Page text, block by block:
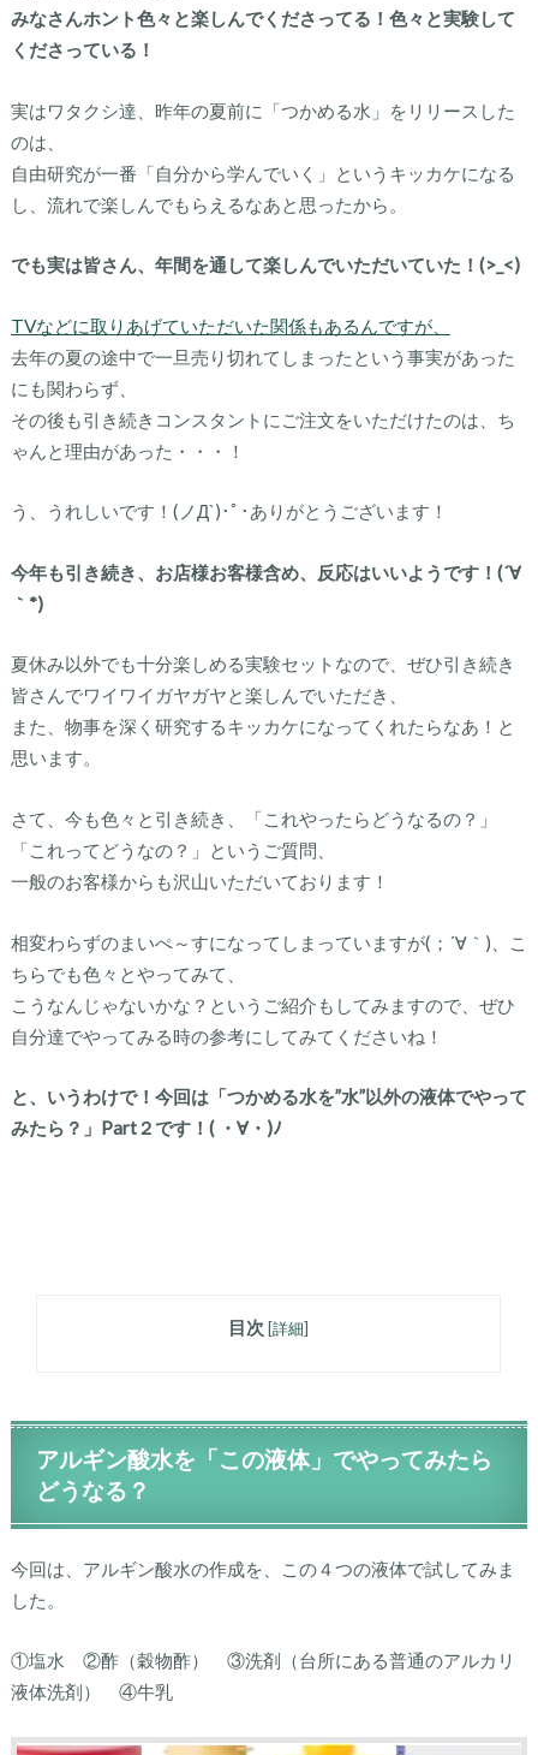
みなさんホント色々と楽しんでくださってる！色々と実験して
くださっている！
実はワタクシ達、昨年の夏前に「つかめる水」をリリースした
のは、
自由研究が一番「自分から学んでいく」というキッカケになる
し、流れで楽しんでもらえるなあと思ったから。
でも実は皆さん、年間を通して楽しんでいただいていた！(>_<)
TVなどに取りあげていただいた関係もあるんですが、
去年の夏の途中で一旦売り切れてしまったという事実があった
にも関わらず、
その後も引き続きコンスタントにご注文をいただけたのは、ち
ゃんと理由があった・・・！
う、うれしいです！(ノД`)･ﾟ･ありがとうございます！
今年も引き続き、お店様お客様含め、反応はいいようです！(´∀
｀*)
夏休み以外でも十分楽しめる実験セットなので、ぜひ引き続き
皆さんでワイワイガヤガヤと楽しんでいただき、
また、物事を深く研究するキッカケになってくれたらなあ！と
思います。
さて、今も色々と引き続き、「これやったらどうなるの？」
「これってどうなの？」というご質問、
一般のお客様からも沢山いただいております！
相変わらずのまいぺ～すになってしまっていますが(；´∀｀)、こ
ちらでも色々とやってみて、
こうなんじゃないかな？というご紹介もしてみますので、ぜひ
自分達でやってみる時の参考にしてみてくださいね！
と、いうわけで！今回は「つかめる水を”水”以外の液体でやって
みたら？」Part２です！( ・∀・)ﾉ
目次 [詳細]
アルギン酸水を「この液体」でやってみたら
どうなる？
今回は、アルギン酸水の作成を、この４つの液体で試してみま
した。
①塩水 ②酢（穀物酢） ③洗剤（台所にある普通のアルカリ
液体洗剤） ④牛乳